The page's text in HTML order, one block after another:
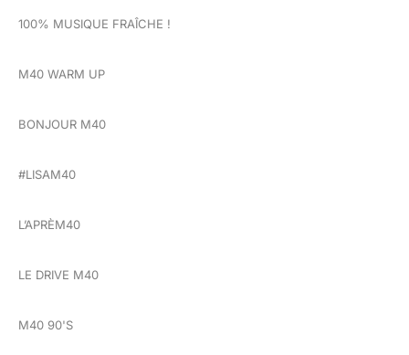
100% MUSIQUE FRAÎCHE !
M40 WARM UP
BONJOUR M40
#LISAM40
L’APRÈM40
LE DRIVE M40
M40 90'S